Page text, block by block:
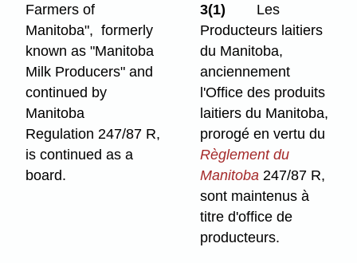
Farmers of
Manitoba", formerly
known as "Manitoba
Milk Producers" and
continued by
Manitoba
Regulation 247/87 R,
is continued as a
board.
3(1)
Les
Producteurs laitiers
du Manitoba,
anciennement
l'Office des produits
laitiers du Manitoba,
prorogé en vertu du
Règlement du
Manitoba 247/87 R,
sont maintenus à
titre d'office de
producteurs.